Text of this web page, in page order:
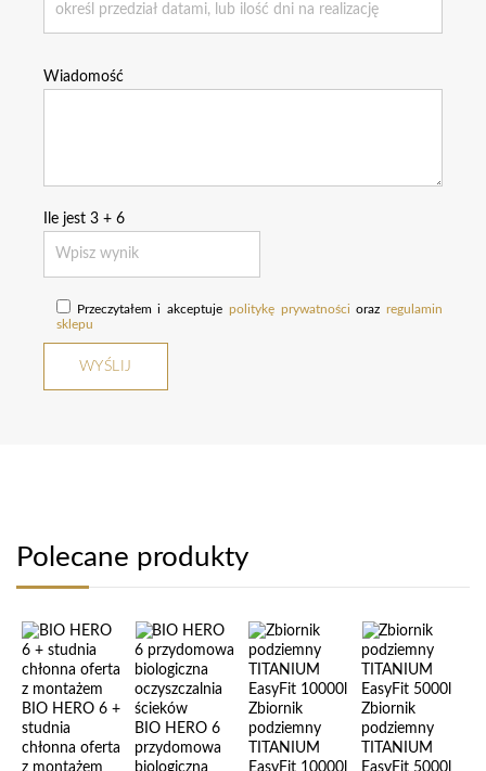
Wiadomość
Ile jest 3 + 6
Przeczytałem i akceptuje politykę prywatności orazregulamin
sklepu
Polecane produkty
BIO HERO 6 +
studnia
chłonna oferta
z montażem
BIO HERO 6
przydomowa
biologiczna
Zbiornik
podziemny
TITANIUM
EasyFit 10000l
Zbiornik
podziemny
TITANIUM
EasyFit 5000l